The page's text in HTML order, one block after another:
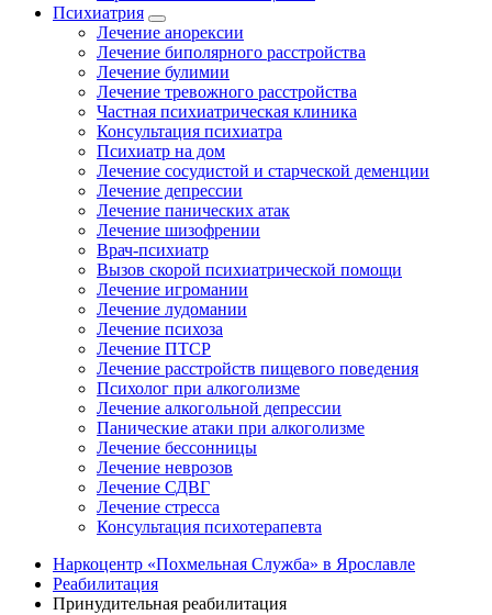
Психиатрия
Лечение анорексии
Лечение биполярного расстройства
Лечение булимии
Лечение тревожного расстройства
Частная психиатрическая клиника
Консультация психиатра
Психиатр на дом
Лечение сосудистой и старческой деменции
Лечение депрессии
Лечение панических атак
Лечение шизофрении
Врач-психиатр
Вызов скорой психиатрической помощи
Лечение игромании
Лечение лудомании
Лечение психоза
Лечение ПТСР
Лечение расстройств пищевого поведения
Психолог при алкоголизме
Лечение алкогольной депрессии
Панические атаки при алкоголизме
Лечение бессонницы
Лечение неврозов
Лечение СДВГ
Лечение стресса
Консультация психотерапевта
Наркоцентр «Похмельная Служба» в Ярославле
Реабилитация
Принудительная реабилитация